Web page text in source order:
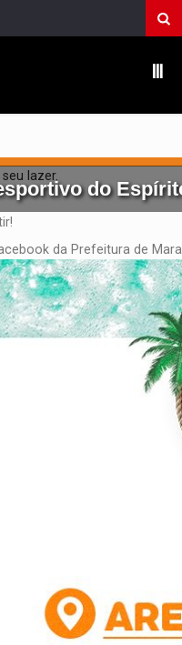
lazer.
do
da Prefeitura de